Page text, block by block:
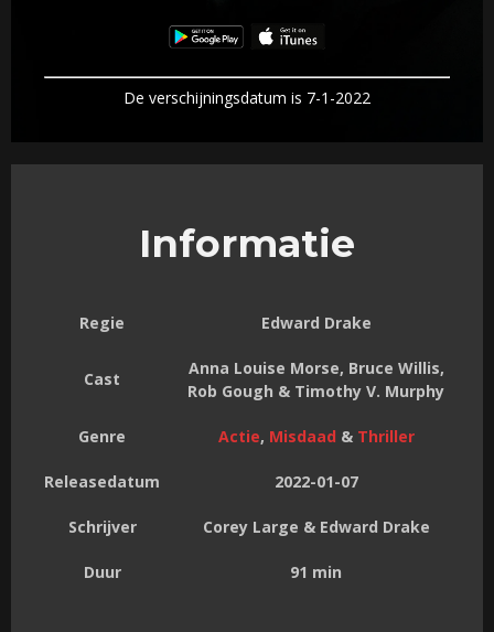
De verschijningsdatum is 7-1-2022
Informatie
Regie Edward Drake
Cast
Anna Louise Morse, Bruce Willis,
Rob Gough & Timothy V. Murphy
Genre Actie, Misdaad & Thriller
Releasedatum 2022-01-07
Schrijver Corey Large & Edward Drake
Duur 91 min